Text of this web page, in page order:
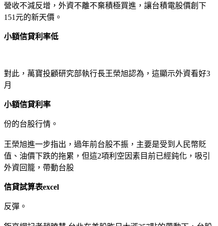
營收不減反增，外資不離不棄積極買進，讓台積電股價創下
151元的新天價。
小額信貸利率低
對此，萬寶投顧研究部執行長王榮旭認為，這顯示外資看好3
月
小額信貸利率
份的台股行情。
王榮旭進一步指出，過年前台股不振，主要是受到人民幣貶
值、油價下跌的拖累，但這2項利空因素目前已經鈍化，吸引
外資回籠，帶動台股
信貸試算表excel
反彈。